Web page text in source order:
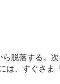
脱落する。
は、すぐさま